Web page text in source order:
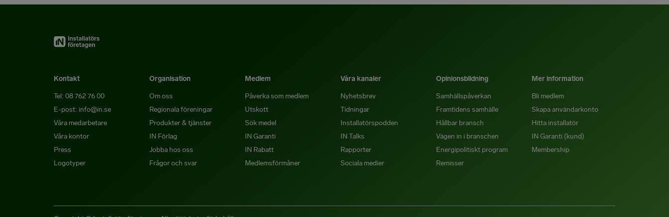
Kontakt
Tel: 08 762 76 00
E-post: info@in.se
Våra medarbetare
Våra kontor
Press
Logotyper
Organisation
Om oss
Regionala föreningar
Produkter & tjänster
IN Förlag
Jobba hos oss
Frågor och svar
Medlem
Påverka som medlem
Utskott
Sök medel
IN Garanti
IN Rabatt
Medlemsförmåner
Våra kanaler
Nyhetsbrev
Tidningar
Installatörspodden
IN Talks
Rapporter
Sociala medier
Opinionsbildning
Samhällspåverkan
Framtidens samhälle
Hållbar bransch
Vägen in i branschen
Energipolitiskt program
Remisser
Mer information
Bli medlem
Skapa användarkonto
Hitta installatör
IN Garanti (kund)
Membership